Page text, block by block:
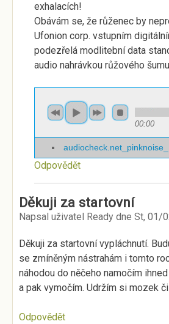
exhalacích!
Obávám se, že růženec by
Ufonion corp. vstupním
podezřelá modlitební data
audio nahrávkou růžového
00:00
Odpovědět
Děkuji za startovní
Napsal uživatel Ready dne St, 01/
Děkuji za startovní vypláchnutí.
se zmíněným nástrahám i tomto
náhodou do něčeho namočím
a pak vymočím. Udržím si mozek
Odpovědět